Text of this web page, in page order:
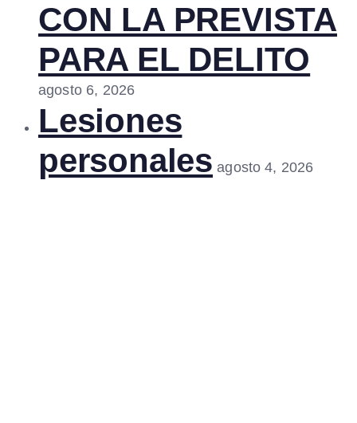
CON LA PREVISTA
PARA EL DELITO
agosto 6, 2026
Lesiones
personales agosto 4, 2026